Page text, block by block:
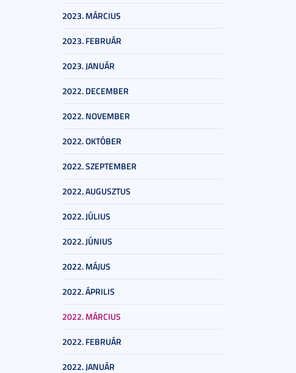
2023. MÁRCIUS
2023. FEBRUÁR
2023. JANUÁR
2022. DECEMBER
2022. NOVEMBER
2022. OKTÓBER
2022. SZEPTEMBER
2022. AUGUSZTUS
2022. JÚLIUS
2022. JÚNIUS
2022. MÁJUS
2022. ÁPRILIS
2022. MÁRCIUS
2022. FEBRUÁR
2022. JANUÁR